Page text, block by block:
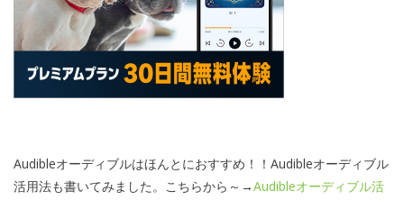
Audibleオーディブルはほんとにおすすめ！！Audibleオーディブル
活用法も書いてみました。こちらから～→Audibleオーディブル活